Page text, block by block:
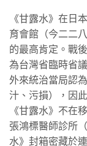
《甘露水》在日
育會館（今二二
的最高肯定。戰
為台灣省臨時省
外來統治當局認
汁、污損），因
《甘露水》不在
張鴻標醫師診所
水》封箱密藏於